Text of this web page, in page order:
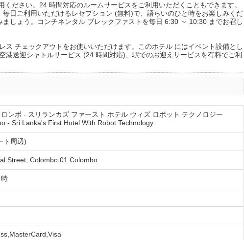
ださい。24 時間対応のルームサービスをご利用いただくこともできます。
日ご利用いただけるレセプション (無料)で、語らいのひと時をお楽しみくだ
しょう。コンチネンタル ブレックファストを毎日 6:30 ～ 10:30 までお召し
ス チェックアウトをお使いいただけます。このホテル にはイベント設備とし
送迎シャトルサービス (24 時間対応)、駅でのお迎えサービスを有料でご利
ンボ - スリランカズ ファースト ホテル ウィズ ロボット テクノロジー
- Sri Lanka's First Hotel With Robot Technology
ト周辺)
Street, Colombo 01 Colombo